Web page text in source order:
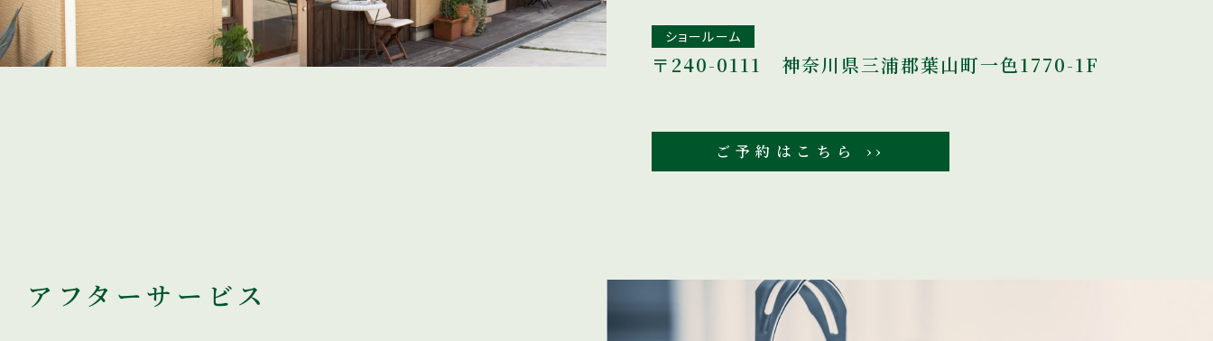
ショールーム
〒240-0111 神奈川県三浦郡葉山町一色1770-1F
ご予約はこちら ››
アフターサービス